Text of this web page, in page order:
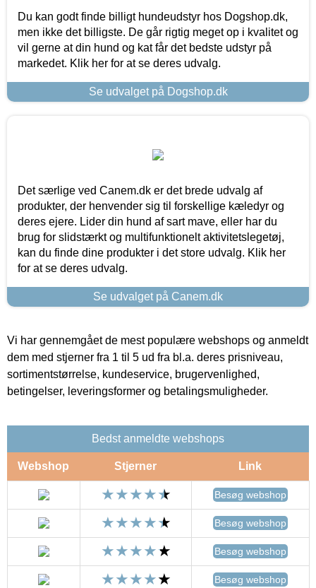
Du kan godt finde billigt hundeudstyr hos Dogshop.dk,
men ikke det billigste. De går rigtig meget op i kvalitet og
vil gerne at din hund og kat får det bedste udstyr på
markedet. Klik her for at se deres udvalg.
Se udvalget på Dogshop.dk
Det særlige ved Canem.dk er det brede udvalg af
produkter, der henvender sig til forskellige kæledyr og
deres ejere. Lider din hund af sart mave, eller har du
brug for slidstærkt og multifunktionelt aktivitetslegetøj,
kan du finde dine produkter i det store udvalg. Klik her
for at se deres udvalg.
Se udvalget på Canem.dk
Vi har gennemgået de mest populære webshops og anmeldt
dem med stjerner fra 1 til 5 ud fra bl.a. deres prisniveau,
sortimentstørrelse, kundeservice, brugervenlighed,
betingelser, leveringsformer og betalingsmuligheder.
Bedst anmeldte webshops
Webshop Stjerner Link
Besøg webshop
Besøg webshop
Besøg webshop
Besøg webshop